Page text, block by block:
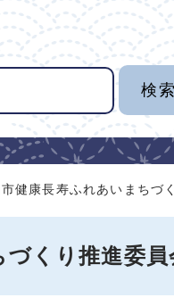
健康長寿ふれあいまちづ
づくり推進委員